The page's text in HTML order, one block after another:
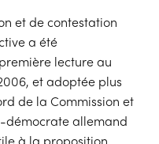
et de contestation
a été
lecture au
et adoptée plus
de la Commission et
démocrate allemand